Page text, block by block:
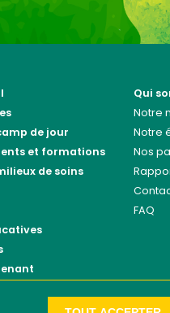
de jour
et formations
de soins
Qui
Notre
Notre
Nos
FAQ